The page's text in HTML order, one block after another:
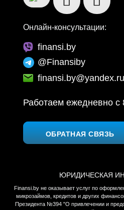
Онлайн-консультации:
finansi.by
@Finansiby
finansi.by@yandex.ru
Работаем ежедневно c
ОБРАТНАЯ СВЯЗЬ
ЮРИДИЧЕСКАЯ
Finansi.by не оказывает услуг по
микрозаймов, кредитов и других
Президента №394 "О привлечении и